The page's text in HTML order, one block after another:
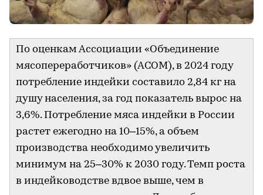
По оценкам Ассоциации «Объединение
мясопереработчиков» (АСОМ), в 2024 году
потребление индейки составило 2,84 кг на
душу населения, за год показатель вырос на
3,6%. Потребление мяса индейки в России
растет ежегодно на 10–15%, а объем
производства необходимо увеличить
минимум на 25–30% к 2030 году. Темп роста
в индейководстве вдвое выше, чем в